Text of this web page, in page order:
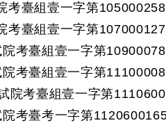
考臺組壹一字第
考臺組壹一字第
考臺組壹一字第
考臺組壹一字第
院考臺組壹一字第
考臺考一字第